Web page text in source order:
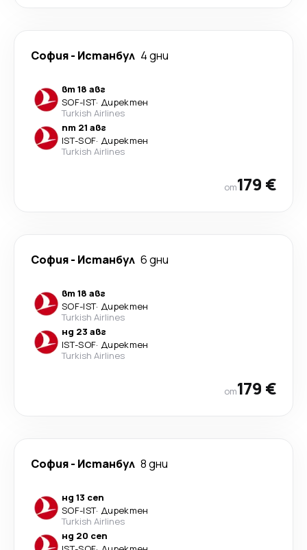
София- Истанбул 4 дни
вт 18 авг
SOF-IST· Директен
Turkish Airlines
пт 21 авг
IST-SOF· Директен
Turkish Airlines
от179 €
София- Истанбул 6 дни
вт 18 авг
SOF-IST· Директен
Turkish Airlines
нд 23 авг
IST-SOF· Директен
Turkish Airlines
от179 €
София- Истанбул 8 дни
нд 13 сеп
SOF-IST· Директен
Turkish Airlines
нд 20 сеп